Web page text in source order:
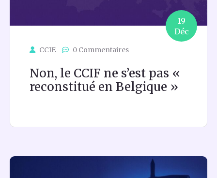
19
Déc
CCIE 0 Commentaires
Non, le CCIF ne s’est pas «
reconstitué en Belgique »